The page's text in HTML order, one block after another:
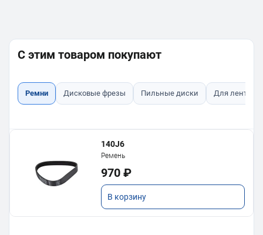
С этим товаром покупают
Ремни Дисковые фрезы Пильные диски Для
140J6
Ремень
970 ₽
В корзину